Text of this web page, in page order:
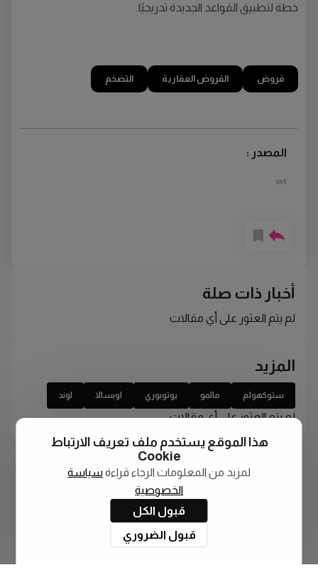
خطة لتطبيق القواعد الجديدة تدريجيًا.
قروض القروض العقارية التضخم
المصدر :
svt
أخبار ذات صلة
لم يتم العثور على أي مقالات
المزيد
ستوكهولم مالمو يوتوبوري اوبسالا لوند
لم يتم العثور على أي مقالات
هذا الموقع يستخدم ملف تعريف الارتباط
Cookie
لمزيد من المعلومات الرجاء قراءة سياسة
الخصوصية
قبول الكل
قبول الضروري